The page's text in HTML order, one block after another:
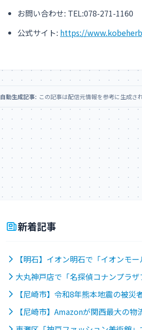
お問い合わせ: TEL:078-271-1160
公式サイト: https://
自動生成記事: この記事は配信元情報を参考に生成さ
新着記事
【明石】イオン明石で「イオンモ
大丸神戸店で「名探偵コナンプラ
【尼崎市】令和8年熊本地震の被
【尼崎市】Amazonが関西最大の